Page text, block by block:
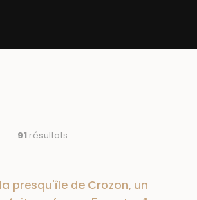
91résultats
presqu'île de Crozon, un